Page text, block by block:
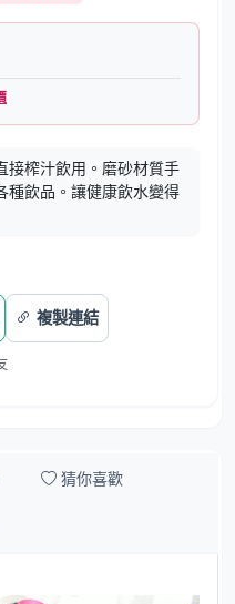
接榨汁飲用。磨砂材質手
種飲品。讓健康飲水變得
複製連結
猜你喜歡